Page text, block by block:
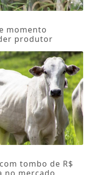
momento
produtor
tombo de R$
no mercado